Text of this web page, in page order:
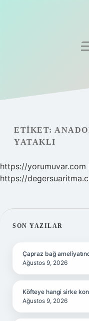
Gizlilik Politikası
Hakkımızda
ETIKET:
YATAKLI
https://yorumuvar.com
https://
SON YAZILAR
Çapraz bağ
Ağustos 9, 2026
Köfteye hangi sirke
Ağustos 9, 2026